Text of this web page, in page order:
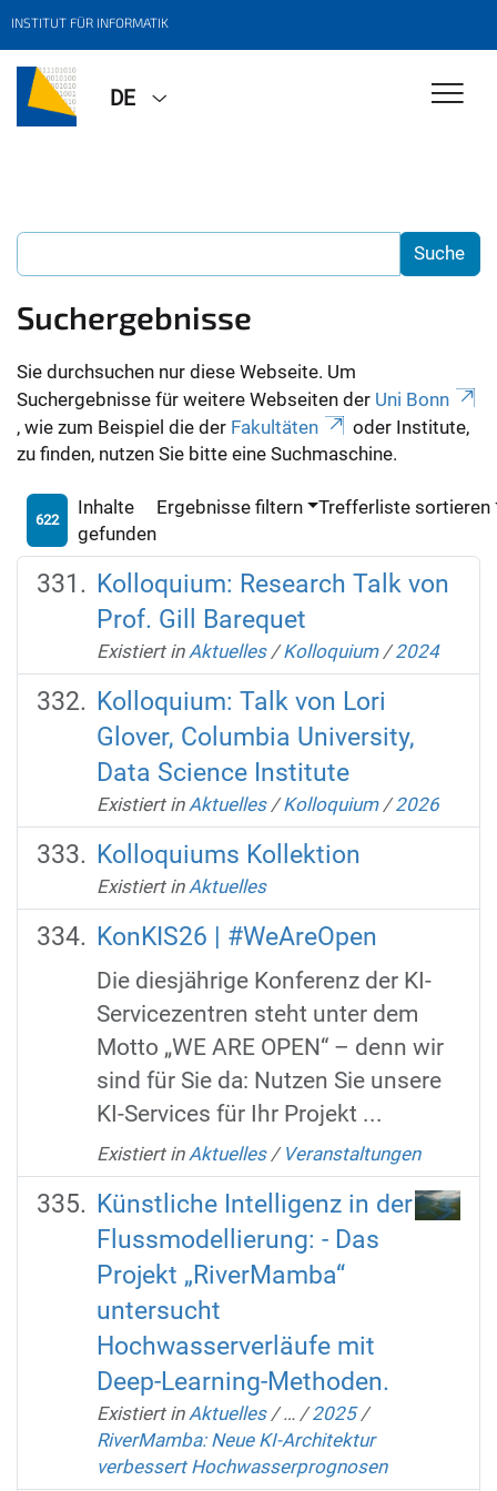
INSTITUT FÜR INFORMATIK
DE
Suchergebnisse
Sie durchsuchen nur diese Webseite. Um
Suchergebnisse für weitere Webseiten der Uni Bonn
, wie zum Beispiel die der Fakultäten
oder Institute,
zu finden, nutzen Sie bitte eine Suchmaschine.
622
Inhalte
gefunden
Ergebnisse filtern Trefferliste sortieren
Kolloquium: Research Talk von
Prof. Gill Barequet
Existiert in Aktuelles /Kolloquium /2024
Kolloquium: Talk von Lori
Glover, Columbia University,
Data Science Institute
Existiert in Aktuelles /Kolloquium /2026
Kolloquiums Kollektion
Existiert in Aktuelles
KonKIS26 | #WeAreOpen
Die diesjährige Konferenz der KI-
Servicezentren steht unter dem
Motto „WE ARE OPEN“ – denn wir
sind für Sie da: Nutzen Sie unsere
KI-Services für Ihr Projekt ...
Existiert in Aktuelles / Veranstaltungen
Künstliche Intelligenz in der
Flussmodellierung: - Das
Projekt „RiverMamba“
untersucht
Hochwasserverläufe mit
Deep-Learning-Methoden.
Existiert in Aktuelles /… /2025 /
RiverMamba: Neue KI-Architektur
verbessert Hochwasserprognosen